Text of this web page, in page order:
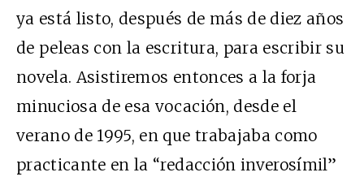
ya está listo, después de más de diez años
de peleas con la escritura, para escribir su
novela. Asistiremos entonces a la forja
minuciosa de esa vocación, desde el
verano de 1995, en que trabajaba como
practicante en la “redacción inverosímil”